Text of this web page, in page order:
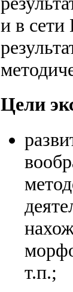
и в сети
Цели
т.п.;